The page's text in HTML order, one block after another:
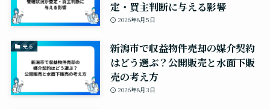
定・買主判断に与える影響
2026年8月5日
売る
新潟市で収益物件売却の媒介契約
はどう選ぶ？公開販売と水面下販
売の考え方
2026年8月3日